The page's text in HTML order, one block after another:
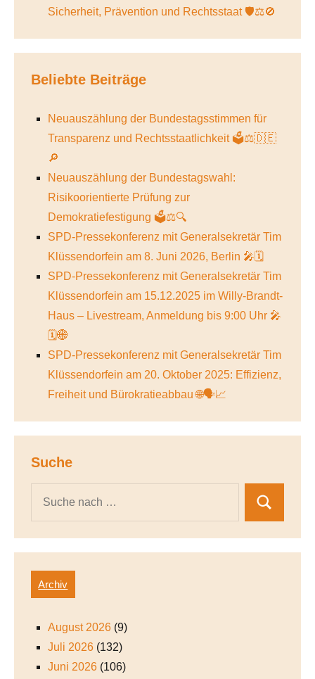
Sicherheit, Prävention und Rechtsstaat 🛡️⚖️🚫
Beliebte Beiträge
Neuauszählung der Bundestagsstimmen für
Transparenz und Rechtsstaatlichkeit 🗳️⚖️🇩🇪
🔎
Neuauszählung der Bundestagswahl:
Risikoorientierte Prüfung zur
Demokratiefestigung 🗳️⚖️🔍
SPD-Pressekonferenz mit Generalsekretär Tim
Klüssendorfein am 8. Juni 2026, Berlin 🎤🗓️
SPD-Pressekonferenz mit Generalsekretär Tim
Klüssendorfein am 15.12.2025 im Willy-Brandt-
Haus – Livestream, Anmeldung bis 9:00 Uhr 🎤
🗓️🌐
SPD-Pressekonferenz mit Generalsekretär Tim
Klüssendorfein am 20. Oktober 2025: Effizienz,
Freiheit und Bürokratieabbau 🌐🗣️📈
Suche
Archiv
August 2026 (9)
Juli 2026 (132)
Juni 2026 (106)